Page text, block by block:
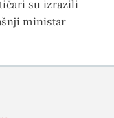
su izrazili
ministar